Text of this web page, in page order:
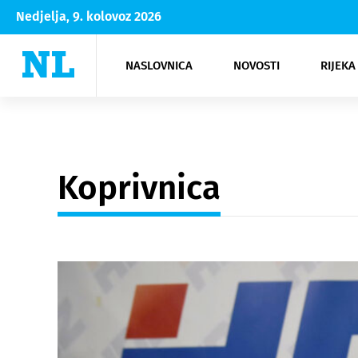
Nedjelja, 9. kolovoz 2026
NASLOVNICA NOVOSTI
Rijeka Opatija
NK
Moda
Kultura
Koprivnica